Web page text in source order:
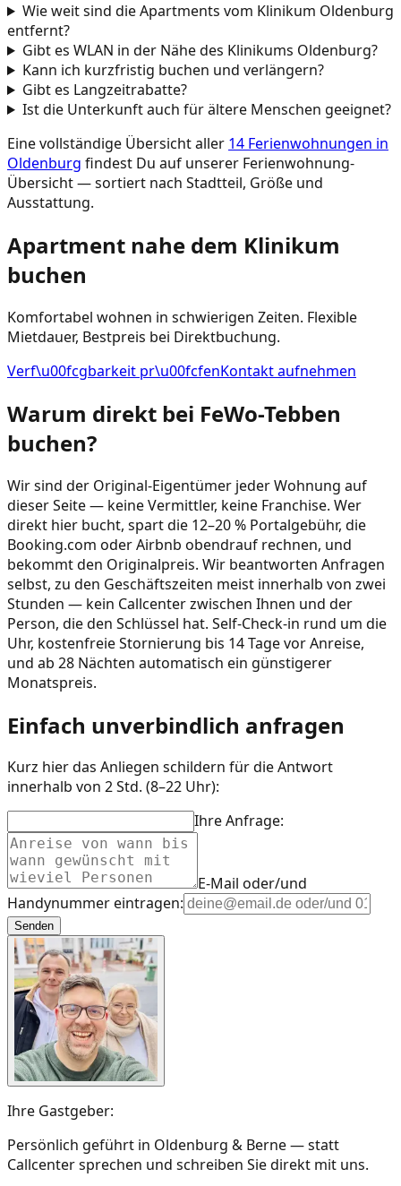
Wie weit sind die Apartments vom Klinikum Oldenburg
entfernt?
Gibt es WLAN in der Nähe des Klinikums Oldenburg?
Kann ich kurzfristig buchen und verlängern?
Gibt es Langzeitrabatte?
Ist die Unterkunft auch für ältere Menschen geeignet?
Eine vollständige Übersicht aller 14 Ferienwohnungen in
Oldenburg findest Du auf unserer Ferienwohnung-
Übersicht — sortiert nach Stadtteil, Größe und
Ausstattung.
Apartment nahe dem Klinikum
buchen
Komfortabel wohnen in schwierigen Zeiten. Flexible
Mietdauer, Bestpreis bei Direktbuchung.
Verf\u00fcgbarkeit pr\u00fcfenKontakt aufnehmen
Warum direkt bei FeWo-Tebben
buchen?
Wir sind der Original-Eigentümer jeder Wohnung auf
dieser Seite — keine Vermittler, keine Franchise. Wer
direkt hier bucht, spart die 12–20 % Portalgebühr, die
Booking.com oder Airbnb obendrauf rechnen, und
bekommt den Originalpreis. Wir beantworten Anfragen
selbst, zu den Geschäftszeiten meist innerhalb von zwei
Stunden — kein Callcenter zwischen Ihnen und der
Person, die den Schlüssel hat. Self-Check-in rund um die
Uhr, kostenfreie Stornierung bis 14 Tage vor Anreise,
und ab 28 Nächten automatisch ein günstigerer
Monatspreis.
Einfach unverbindlich anfragen
Kurz hier das Anliegen schildern für die Antwort
innerhalb von 2 Std. (8–22 Uhr):
Ihre Anfrage:
E-Mail oder/und
Handynummer eintragen:
Senden
Ihre Gastgeber:
Persönlich geführt in Oldenburg & Berne — statt
Callcenter sprechen und schreiben Sie direkt mit uns.